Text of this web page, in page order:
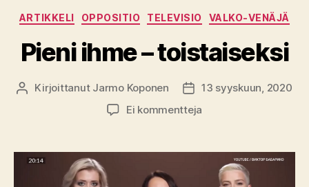
Kategoriat
ARTIKKELI OPPOSITIO TELEVISIO VALKO-VENÄJÄ
Pieni ihme – toistaiseksi
Kirjoittaja
Kirjoittanut Jarmo Koponen Julkaisupäivämäärä
13 syyskuun, 2020
Ei kommentteja
–
toistaiseksi